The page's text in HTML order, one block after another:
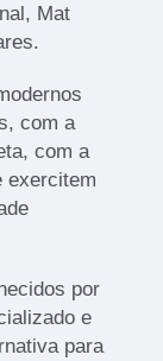
Mat
com a
com a
exercitem
por
e
para